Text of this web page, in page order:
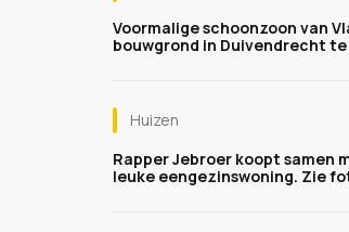
Voormalige schoonzoon van
bouwgrond in Duivendrecht te
Huizen
Rapper Jebroer koopt samen
leuke eengezinswoning. Zie